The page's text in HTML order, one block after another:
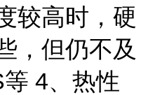
较高时，硬
，但仍不及
4、热性